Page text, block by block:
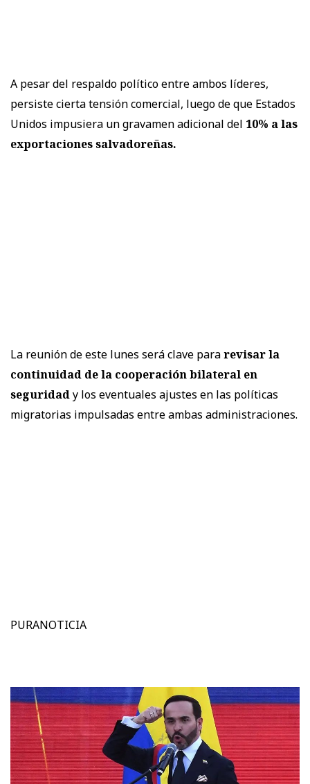
A pesar del respaldo político entre ambos líderes,
persiste cierta tensión comercial, luego de que Estados
Unidos impusiera un gravamen adicional del 10% a las
exportaciones salvadoreñas.
La reunión de este lunes será clave pararevisar la
continuidad de la cooperación bilateral en
seguridady los eventuales ajustes en las políticas
migratorias impulsadas entre ambas administraciones.
PURANOTICIA